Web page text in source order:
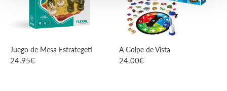
Juego de Mesa Estrategeti
24.95€
A Golpe de Vista
24.00€